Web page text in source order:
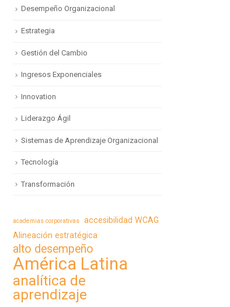
Desempeño Organizacional
Estrategia
Gestión del Cambio
Ingresos Exponenciales
Innovation
Liderazgo Ágil
Sistemas de Aprendizaje Organizacional
Tecnología
Transformación
academias corporativas
accesibilidad WCAG
Alineación estratégica
alto desempeño
América Latina
analítica de
aprendizaje